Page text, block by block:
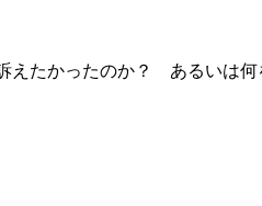
えたかったのか？ あるいは何